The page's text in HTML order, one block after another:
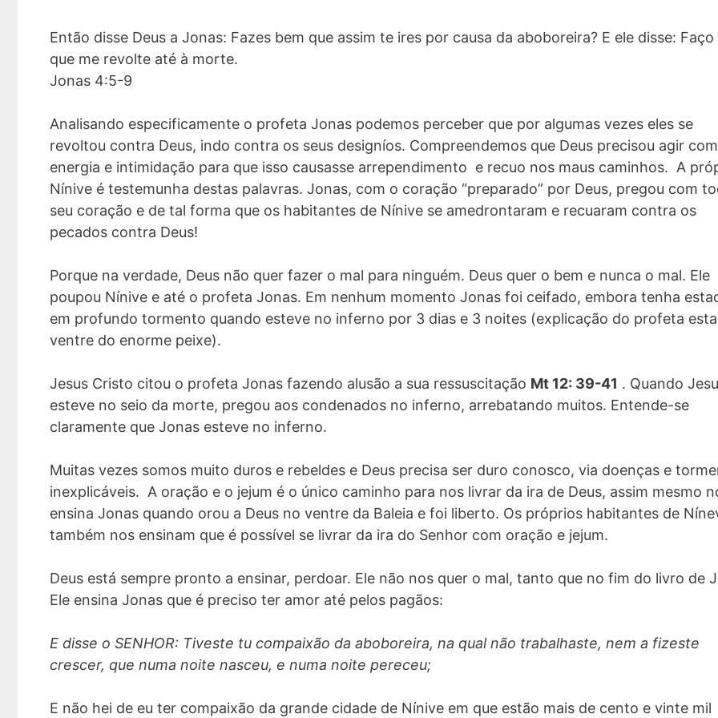
Então disse Deus a Jonas: Fazes bem que assim te ires por causa da aboboreira? E ele disse: Faço
que me revolte até à morte.
Jonas 4:5-9
Analisando especificamente o profeta Jonas podemos perceber que por algumas vezes eles se
revoltou contra Deus, indo contra os seus designíos. Compreendemos que Deus precisou agir com
energia e intimidação para que isso causasse arrependimento e recuo nos maus caminhos. A
Nínive é testemunha destas palavras. Jonas, com o coração “preparado” por Deus, pregou com
seu coração e de tal forma que os habitantes de Nínive se amedrontaram e recuaram contra os
pecados contra Deus!
Porque na verdade, Deus não quer fazer o mal para ninguém. Deus quer o bem e nunca o mal. Ele
poupou Nínive e até o profeta Jonas. Em nenhum momento Jonas foi ceifado, embora tenha
em profundo tormento quando esteve no inferno por 3 dias e 3 noites (explicação do profeta
ventre do enorme peixe).
Jesus Cristo citou o profeta Jonas fazendo alusão a sua ressuscitação Mt 12: 39-41 . Quando
esteve no seio da morte, pregou aos condenados no inferno, arrebatando muitos. Entende-se
claramente que Jonas esteve no inferno.
Muitas vezes somos muito duros e rebeldes e Deus precisa ser duro conosco, via doenças e
inexplicáveis. A oração e o jejum é o único caminho para nos livrar da ira de Deus, assim mesmo
ensina Jonas quando orou a Deus no ventre da Baleia e foi liberto. Os próprios habitantes de
também nos ensinam que é possível se livrar da ira do Senhor com oração e jejum.
Deus está sempre pronto a ensinar, perdoar. Ele não nos quer o mal, tanto que no fim do livro de
Ele ensina Jonas que é preciso ter amor até pelos pagãos:
E disse o SENHOR: Tiveste tu compaixão da aboboreira, na qual não trabalhaste, nem a fizeste
crescer, que numa noite nasceu, e numa noite pereceu;
E não hei de eu ter compaixão da grande cidade de Nínive em que estão mais de cento e vinte mil